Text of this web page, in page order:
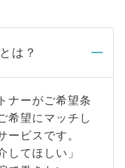
は？
ナーがご希望条
希望にマッチし
ビスです。
してほしい」